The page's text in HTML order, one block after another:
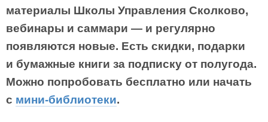
материалы Школы Управления Сколково,
вебинары и саммари — и регулярно
появляются новые. Есть скидки, подарки
и бумажные книги за подписку от полугода.
Можно попробовать бесплатно или начать
с мини-библиотеки.